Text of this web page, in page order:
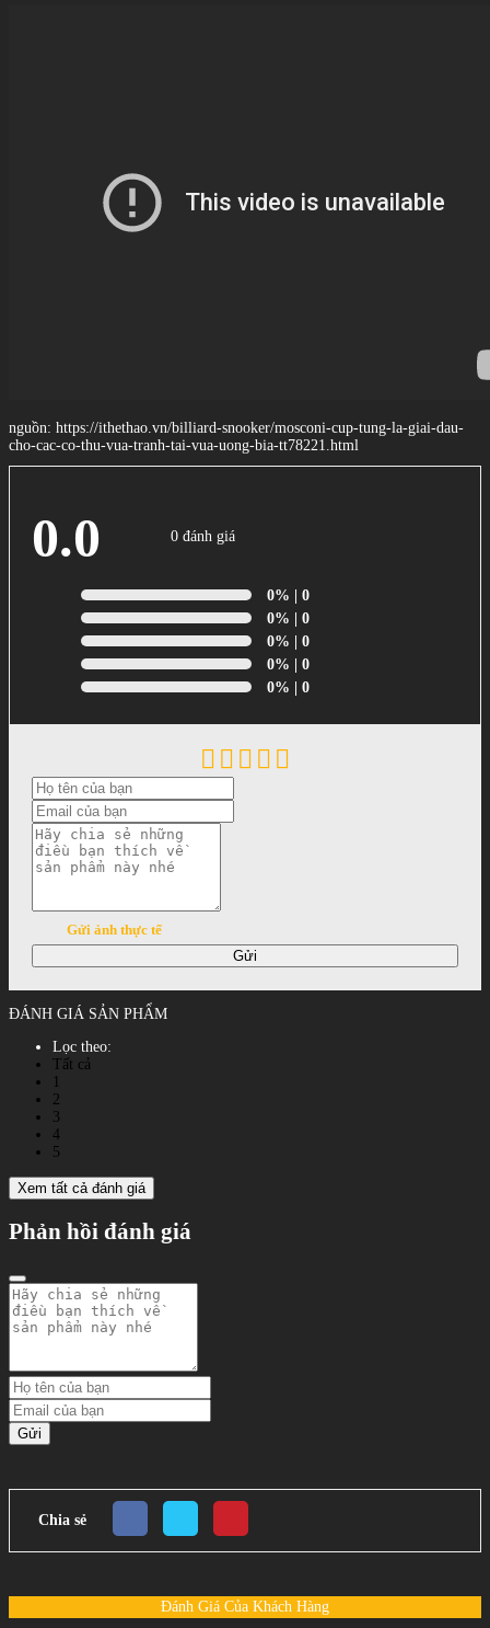
nguồn: https://ithethao.vn/billiard-snooker/mosconi-cup-tung-la-giai-dau-
cho-cac-co-thu-vua-tranh-tai-vua-uong-bia-tt78221.html
0.0 0 đánh giá
0% | 0
0% | 0
0% | 0
0% | 0
0% | 0
Gửi ảnh thực tế
Gửi
ĐÁNH GIÁ SẢN PHẨM
Lọc theo:
Tất cả
2
3
4
5
Xem tất cả đánh giá
Phản hồi đánh giá
Gửi
Chia sẻ
Đánh Giá Của Khách Hàng